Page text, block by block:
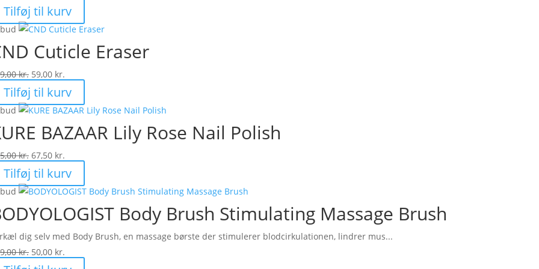
oprindelige
pris
549,00 kr..
aktuelle
pris
274,50 kr..
Tilføj til kurv
Cuticle Eraser
kr. Den
oprindelige
pris
119,00 kr..
59,00 kr.
aktuelle
pris
59,00 kr..
Tilføj til kurv
BAZAAR Lily Rose Nail Polish
kr. Den
oprindelige
pris
135,00 kr..
67,50 kr.
aktuelle
pris
67,50 kr..
Tilføj til kurv
Body Brush Stimulating Massage Brush
dig selv med Body Brush, en massage børste der stimulerer blodcirkulationen, lindrer mus...
kr. Den
oprindelige
50,00 kr.
aktuelle